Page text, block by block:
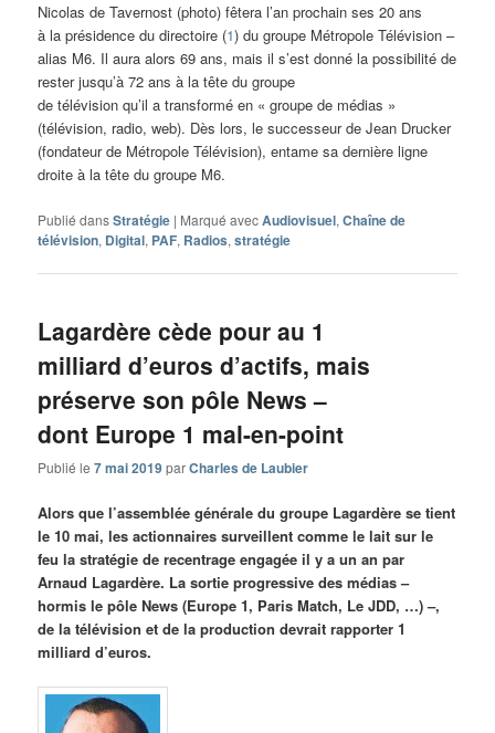
Nicolas de Tavernost (photo) fêtera l’an prochain ses 20 ans
à la présidence du directoire (1) du groupe Métropole Télévision –
alias M6. Il aura alors 69 ans, mais il s’est donné la possibilité de
rester jusqu’à 72 ans à la tête du groupe
de télévision qu’il a transformé en « groupe de médias »
(télévision, radio, web). Dès lors, le successeur de Jean Drucker
(fondateur de Métropole Télévision), entame sa dernière ligne
droite à la tête du groupe M6.
Publié dansStratégie | Marqué avecAudiovisuel,Chaîne de
télévision, Digital, PAF, Radios,stratégie
Lagardère cède pour au 1
milliard d’euros d’actifs, mais
préserve son pôle News –
dont Europe 1 mal-en-point
Publié le7 mai 2019parCharles de Laubier
Alors que l’assemblée générale du groupe Lagardère se tient
le 10 mai, les actionnaires surveillent comme le lait sur le
feu la stratégie de recentrage engagée il y a un an par
Arnaud Lagardère. La sortie progressive des médias –
hormis le pôle News (Europe 1, Paris Match, Le JDD, …) –,
de la télévision et de la production devrait rapporter 1
milliard d’euros.